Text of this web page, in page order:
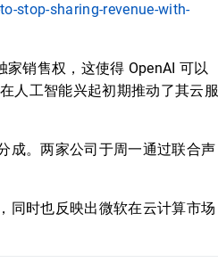
stop-sharing-revenue-with-
销售权，这使得 OpenAI 可以
人工智能兴起初期推动了其云服
成。两家公司于周一通过联合声
同时也反映出微软在云计算市场